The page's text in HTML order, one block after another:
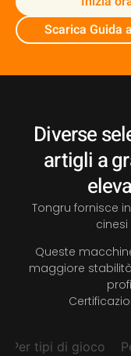
Scarica Guida
Diverse
artigli a
Tongru fornisce
Queste
maggiore
Per tipi di gioco